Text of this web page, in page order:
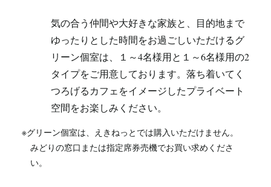
気の合う仲間や大好きな家族と、目的地まで
ゆったりとした時間をお過ごしいただけるグ
リーン個室は、
１～4名様用と１～6名様用の2
タイプをご用意しております。 落ち着いてく
つろげるカフェをイメージしたプライベート
空間をお楽しみください。
※グリーン個室は、えきねっとでは購入いただけません。
みどりの窓口または指定席券売機でお買い求めくださ
い。